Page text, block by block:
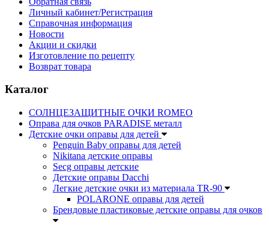
Личный кабинет/Регистрация
Справочная информация
Новости
Акции и скидки
Изготовление по рецепту
Возврат товара
Каталог
СОЛНЦЕЗАЩИТНЫЕ ОЧКИ ROMEO
Оправа для очков PARADISE металл
Детские очки оправы для детей
Penguin Baby оправы для детей
Nikitana детские оправы
Secg оправы детские
Детские оправы Dacchi
Легкие детские очки из материала TR-90
POLARONE оправы для детей
Брендовые пластиковые детские оправы для очков